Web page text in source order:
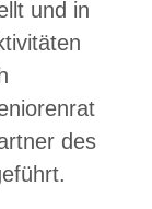
und in
des